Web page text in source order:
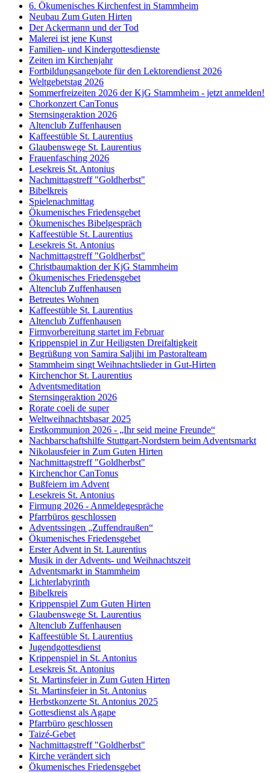
6. Ökumenisches Kirchenfest in Stammheim
Neubau Zum Guten Hirten
Der Ackermann und der Tod
Malerei ist jene Kunst
Familien- und Kindergottesdienste
Zeiten im Kirchenjahr
Fortbildungsangebote für den Lektorendienst 2026
Weltgebetstag 2026
Sommerfreizeiten 2026 der KjG Stammheim - jetzt anmelden!
Chorkonzert CanTonus
Sternsingeraktion 2026
Altenclub Zuffenhausen
Kaffeestüble St. Laurentius
Glaubenswege St. Laurentius
Frauenfasching 2026
Lesekreis St. Antonius
Nachmittagstreff "Goldherbst"
Bibelkreis
Spielenachmittag
Ökumenisches Friedensgebet
Ökumenisches Bibelgespräch
Kaffeestüble St. Laurentius
Lesekreis St. Antonius
Nachmittagstreff "Goldherbst"
Christbaumaktion der KjG Stammheim
Ökumenisches Friedensgebet
Altenclub Zuffenhausen
Betreutes Wohnen
Kaffeestüble St. Laurentius
Altenclub Zuffenhausen
Firmvorbereitung startet im Februar
Krippenspiel in Zur Heiligsten Dreifaltigkeit
Begrüßung von Samira Saljihi im Pastoralteam
Stammheim singt Weihnachtslieder in Gut-Hirten
Kirchenchor St. Laurentius
Adventsmeditation
Sternsingeraktion 2026
Rorate coeli de super
Weltweihnachtsbasar 2025
Erstkommunion 2026 - „Ihr seid meine Freunde“
Nachbarschaftshilfe Stuttgart-Nordstern beim Adventsmarkt
Nikolausfeier in Zum Guten Hirten
Nachmittagstreff "Goldherbst"
Kirchenchor CanTonus
Bußfeiern im Advent
Lesekreis St. Antonius
Firmung 2026 - Anmeldegespräche
Pfarrbüros geschlossen
Adventssingen „Zuffendraußen“
Ökumenisches Friedensgebet
Erster Advent in St. Laurentius
Musik in der Advents- und Weihnachtszeit
Adventsmarkt in Stammheim
Lichterlabyrinth
Bibelkreis
Krippenspiel Zum Guten Hirten
Glaubenswege St. Laurentius
Altenclub Zuffenhausen
Kaffeestüble St. Laurentius
Jugendgottesdienst
Krippenspiel in St. Antonius
Lesekreis St. Antonius
St. Martinsfeier in Zum Guten Hirten
St. Martinsfeier in St. Antonius
Herbstkonzerte St. Antonius 2025
Gottesdienst als Agape
Pfarrbüro geschlossen
Taizé-Gebet
Nachmittagstreff "Goldherbst"
Kirche verändert sich
Ökumenisches Friedensgebet